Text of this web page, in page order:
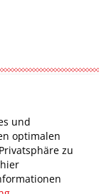
und
optimalen
zu